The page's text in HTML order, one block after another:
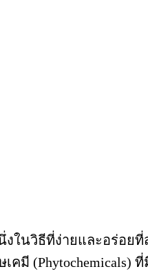
นวิธีที่ง่ายและอร่อยที่
มี